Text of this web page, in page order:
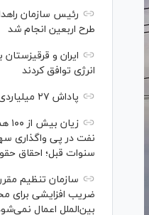
طرح اربعین انجام شد
ایران و
انرژی توافق کردند
پاداش ۲۷ میلیاردی برای گزارش رمزارز غیرمجاز
نفت در پی واگذاری
سنوات قبل؛ احقاق
سازمان تنظیم
ضریب افزایشی برای
بین‌الملل اعمال